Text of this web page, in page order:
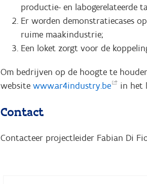
productie- en labogerelateerde
Er worden demonstratiecases
ruime maakindustrie;
Een loket zorgt voor de
Om bedrijven op de hoogte te
website www.ar4industry.be in het
Contact
Contacteer projectleider Fabian Di